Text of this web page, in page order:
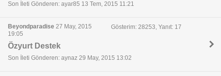
Son İleti Gönderen: ayar85 13 Tem, 2015 11:21
Beyondparadise 27 May, 2015
19:05
Gösterim: 28253, Yanıt: 17
Özyurt Destek
Son İleti Gönderen: aynaz 29 May, 2015 13:02